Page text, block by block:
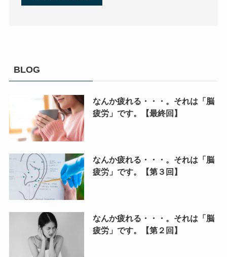
BLOG
なんか疲れる・・・。それは「脳
疲労」です。【最終回】
なんか疲れる・・・。それは「脳
疲労」です。【第３回】
なんか疲れる・・・。それは「脳
疲労」です。【第２回】